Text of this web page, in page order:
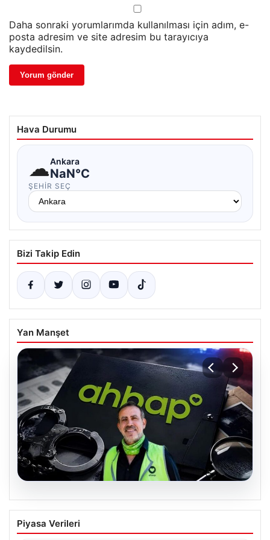
Daha sonraki yorumlarımda kullanılması için adım, e-
posta adresim ve site adresim bu tarayıcıya
kaydedilsin.
Hava Durumu
☁Ankara
NaN°C
ŞEHIR SEÇ
Bizi Takip Edin
Yan Manşet
Ahbap Derneği yönetimine kayyum
atandı. Fesih süreci başladı
Piyasa Verileri